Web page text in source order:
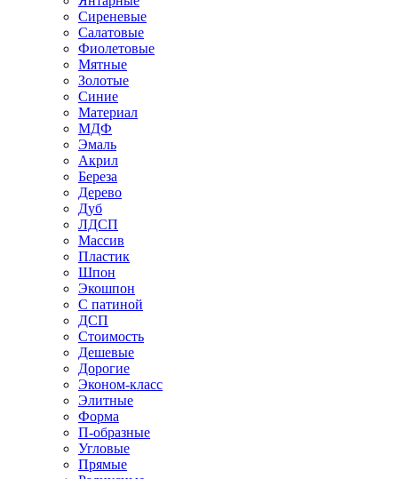
Сиреневые
Салатовые
Фиолетовые
Мятные
Золотые
Синие
Материал
МДФ
Эмаль
Акрил
Береза
Дерево
Дуб
ЛДСП
Массив
Пластик
Шпон
Экошпон
С патиной
ДСП
Стоимость
Дешевые
Дорогие
Эконом-класс
Элитные
Форма
П-образные
Угловые
Прямые